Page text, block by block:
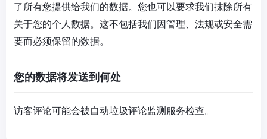
了所有您提供给我们的数据。您也可以要求我们抹除所有
关于您的个人数据。这不包括我们因管理、法规或安全需
要而必须保留的数据。
您的数据将发送到何处
访客评论可能会被自动垃圾评论监测服务检查。